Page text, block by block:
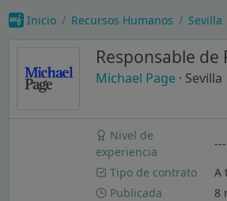
Inicio Recursos Humanos Sevilla
Responsable de
Michael Page · Sevilla
Nivel de
experiencia
---
Tipo de contrato
A
Publicada
8